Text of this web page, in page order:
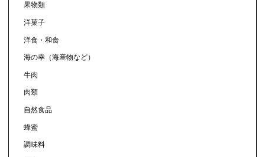
果物類
洋菓子
洋食・和食
海の幸（海産物など）
牛肉
肉類
自然食品
蜂蜜
調味料